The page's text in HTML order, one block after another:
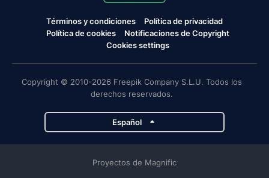
Términos y condiciones
Política de privacidad
Política de cookies
Notificaciones de Copyright
Cookies settings
Copyright © 2010-2026 Freepik Company S.L.U. Todos los
derechos reservados.
Español
Proyectos de Magnific